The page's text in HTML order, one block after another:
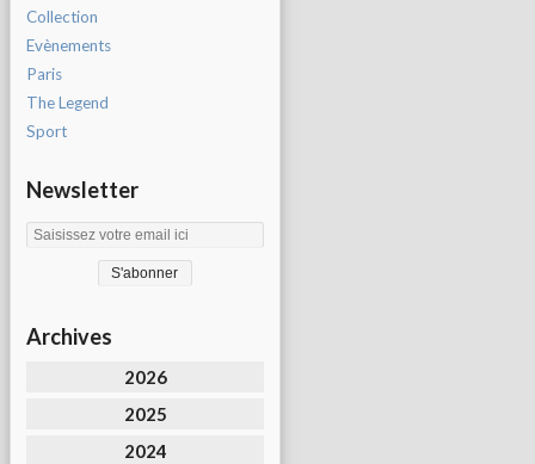
Collection
Evènements
Paris
The Legend
Sport
Newsletter
Archives
2026
2025
2024